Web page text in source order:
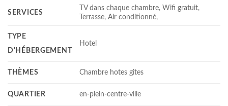
SERVICES
TV dans chaque chambre, Wifi gratuit,
Terrasse, Air conditionné,
TYPE
D'HÉBERGEMENT
Hotel
THÈMES Chambre hotes gites
QUARTIER en-plein-centre-ville